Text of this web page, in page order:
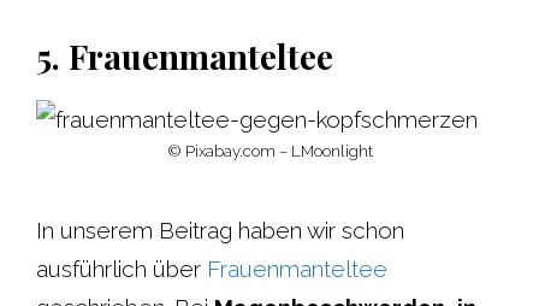
5. Frauenmanteltee
© Pixabay.com – LMoonlight
In unserem Beitrag haben wir schon
ausführlich über Frauenmanteltee